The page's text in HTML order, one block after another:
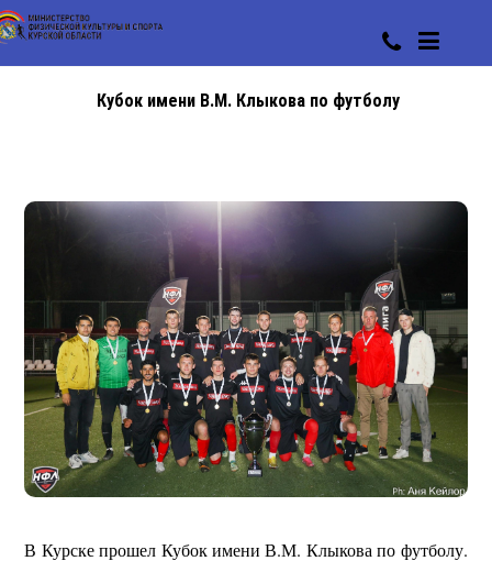
Кубок имени В.М. Клыкова по футболу
В Курске прошел Кубок имени В.М. Клыкова по футболу.